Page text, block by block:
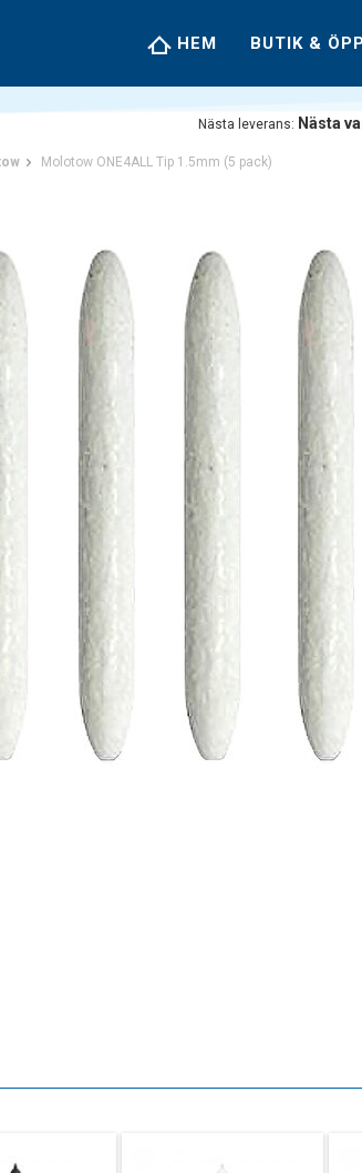
HEM BUTIK &
Nästa leverans: Nästa
Molotow ONE4ALL Tip 1.5mm (5 pack)